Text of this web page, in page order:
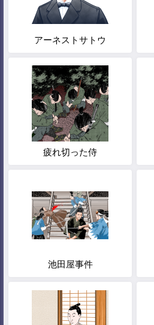
アーネストサトウ
疲れ切った侍
池田屋事件